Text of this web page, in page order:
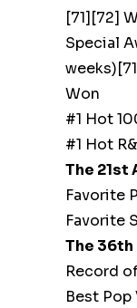
[71][72]
Special
Won
#1 Hot
#1 Hot
The 21st
Favorite
Favorite
The
Record
Best Pop